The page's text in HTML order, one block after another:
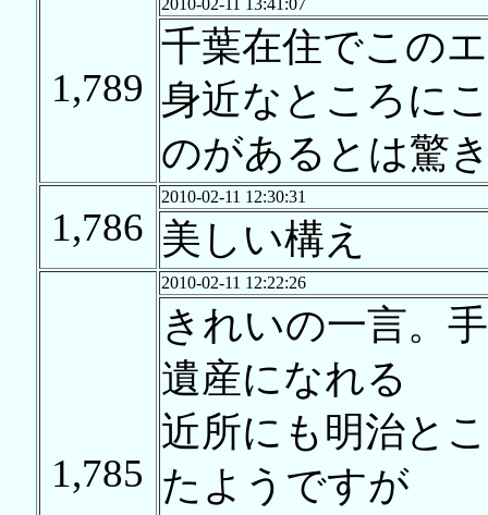
1,789
2010-02-11 13:41:07
千葉在住でこの
身近なところに
のがあるとは驚
1,786
2010-02-11 12:30:31
美しい構え
1,785
2010-02-11 12:22:26
きれいの一言。
遺産になれる
近所にも明治と
たようですが